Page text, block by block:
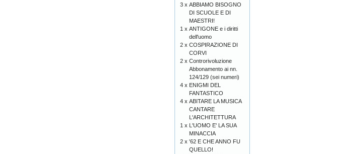
3 x ABBIAMO BISOGNO
DI SCUOLE E DI
MAESTRI!
1 x ANTIGONE e i diritti
dell'uomo
2 x COSPIRAZIONE DI
CORVI
2 x Controrivoluzione
Abbonamento ai nn.
124/129 (sei numeri)
4 x ENIGMI DEL
FANTASTICO
4 x ABITARE LA MUSICA
CANTARE
L'ARCHITETTURA
1 x L'UOMO E' LA SUA
MINACCIA
2 x '62 E CHE ANNO FU
QUELLO!